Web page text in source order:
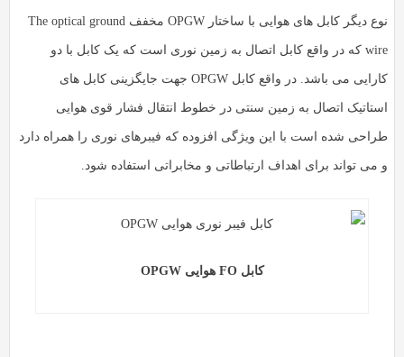
نوع دیگر کابل های هوایی با ساختار OPGW مخفف The optical ground
wire که در واقع کابل اتصال به زمین نوری است که یک کابل با دو
کارایی می باشد. در واقع کابل OPGW جهت جایگزینی کابل های
اتصال به زمین سنتی در خطوط انتقال فشار قوی هوایی
شده است با این ویژگی افزوده که فیبرهای نوری را همراه دارد
می تواند برای اهداف ارتباطاتی و مخابراتی استفاده شود.
کابل FO هوایی OPGW